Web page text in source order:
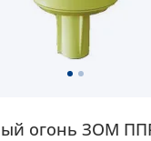
огонь ЗОМ